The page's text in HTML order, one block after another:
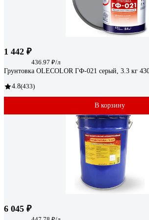
1 442 ₽
436.97 ₽/л
Грунтовка OLECOLOR ГФ-021 серый, 3.3 кг
4.8(433)
В корзину
6 045 ₽